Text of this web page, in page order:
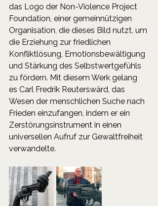
das Logo der Non-Violence Project
Foundation, einer gemeinnützigen
Organisation, die dieses Bild nutzt, um
die Erziehung zur friedlichen
Konfliktlösung, Emotionsbewältigung
und Stärkung des Selbstwertgefühls
zu fördern. Mit diesem Werk gelang
es Carl Fredrik Reuterswärd, das
Wesen der menschlichen Suche nach
Frieden einzufangen, indem er ein
Zerstörungsinstrument in einen
universellen Aufruf zur Gewaltfreiheit
verwandelte.